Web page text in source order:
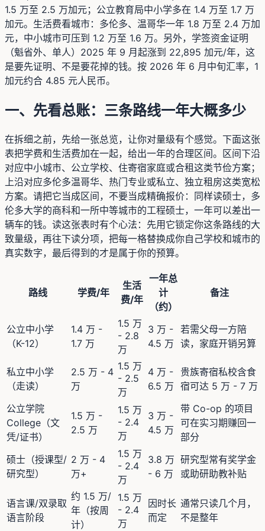
1.5 万至 2.5 万加元；公立教育局中小学多在 1.4 万至 1.7 万
加元。生活费看城市：多伦多、温哥华一年 1.8 万至 2.4 万加
元，中小城市可压到 1.2 万至 1.6 万。另外，学签资金证明
（魁省外、单人）2025 年 9 月起涨到 22,895 加元/年，这
是要先证明、不是要花掉的钱。按 2026 年 6 月中旬汇率，1
加元约合 4.85 元人民币。
一、先看总账：三条路线一年大概多少
在拆细之前，先给一张总览，让你对量级有个感觉。下面这张
表把学费和生活费加在一起，给出一年的合理区间。区间下沿
对应中小城市、公立学校、住寄宿家庭或合租这类节俭方案；
上沿对应多伦多温哥华、热门专业或私立、独立租房这类宽松
方案。请把它当成区间，不要当成精确报价：同样读硕士，多
伦多大学的商科和一所中等城市的工程硕士，一年可以差出一
辆车的钱。读这张表时有个心法：先用它锁定你这条路线的大
致量级，再往下读分项，把每一格替换成你自己学校和城市的
真实数字，最后得到的才是属于你的预算。
路线 学费/年
生活
费/年
一年总
计
（约）
备注
公立中小学
（K-12）
1.4 万 -
1.7 万
1.5 万
- 2.8
万
3 万 -
4.5 万
若需父母一方陪
读，家庭开销另算
私立中小学
（走读）
2.5 万 - 4
万
1.5 万
- 2.5
万
4 万 -
6.5 万
贵族寄宿私校含食
宿可达 5 万 - 7 万
公立学院
College（文
凭/证书）
1.5 万 -
2.5 万
1.5 万
- 2.4
万
3 万 -
4.5 万
带 Co-op 的项目
可在实习期赚回一
部分
硕士（授课型/
研究型）
2 万 - 4
万+
1.5 万
- 2.4
万
3.8 万
- 6 万
研究型常有奖学金
或助研助教补贴
语言课/双录取
语言阶段
约 1.5 万/
年（按周
计）
1.5 万
- 2.4
万
因时长
而定
通常只读几个月，
不是整年